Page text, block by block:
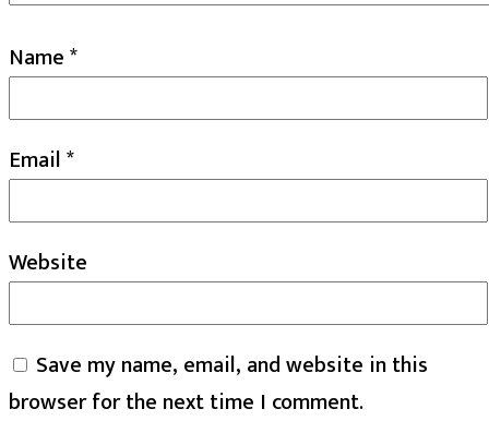
Name*
Email*
Website
Save my name, email, and website in this
browser for the next time I comment.